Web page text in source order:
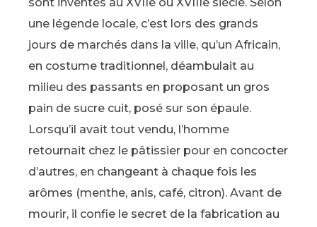
une légende locale, c’est lors des grands
jours de marchés dans la ville, qu’un Africain,
en costume traditionnel, déambulait au
milieu des passants en proposant un gros
pain de sucre cuit, posé sur son épaule.
Lorsqu’il avait tout vendu, l’homme
retournait chez le pâtissier pour en concocter
d’autres, en changeant à chaque fois les
arômes (menthe, anis, café, citron). Avant de
mourir, il confie le secret de la fabrication au